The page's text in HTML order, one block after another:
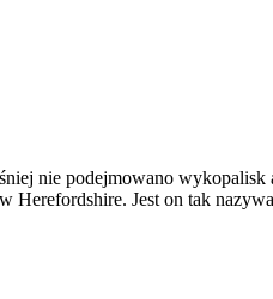
nie podejmowano
Herefordshire. Jest on tak